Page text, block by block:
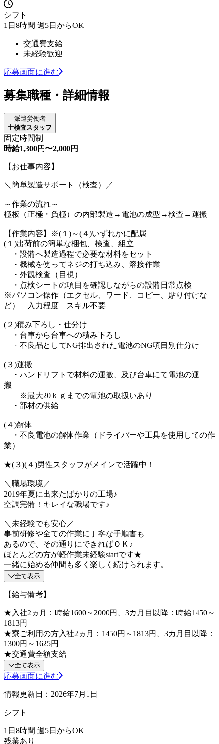
シフト
1日8時間 週5日からOK
交通費支給
未経験歓迎
応募画面に進む
募集職種・詳細情報
派遣労働者
検査スタッフ
固定時間制
時給1,300円〜2,000円
【お仕事内容】
＼簡単製造サポート（検査）／
～作業の流れ～
極板（正極・負極）の内部製造→電池の成型→検査→運搬
【作業内容】※(１)～(４)いずれかに配属
(１)出荷前の簡単な梱包、検査、組立
・設備へ製造過程で必要な材料をセット
・機械を使ってネジの打ち込み、溶接作業
・外観検査（目視）
・点検シートの項目を確認しながらの設備日常点検
※パソコン操作（エクセル、ワード、コピー、貼り付けな
ど） 入力程度 スキル不要
(２)積み下ろし・仕分け
・台車から台車への積み下ろし
・不良品としてNG排出された電池のNG項目別仕分け
(３)運搬
・ハンドリフトで材料の運搬、及び台車にて電池の運
搬
※最大20ｋｇまでの電池の取扱いあり
・部材の供給
(４)解体
・不良電池の解体作業（ドライバーや工具を使用しての作
業）
★(３)(４)男性スタッフがメインで活躍中！
＼職場環境／
2019年夏に出来たばかりの工場♪
空調完備！キレイな職場です♪
＼未経験でも安心／
事前研修や全ての作業に丁寧な手順書も
あるので、その通りにできればＯＫ♪
ほとんどの方が軽作業未経験startです★
一緒に始める仲間も多く楽しく続けられます。
全て表示
【給与備考】
★入社2ヵ月：時給1600～2000円、3カ月目以降：時給1450～
1813円
★寮ご利用の方入社2ヵ月：1450円～1813円、3カ月目以降：
1300円～1625円
★交通費全額支給
全て表示
応募画面に進む
情報更新日：2026年7月1日
シフト
1日8時間 週5日からOK
残業あり